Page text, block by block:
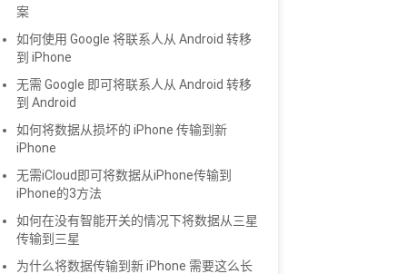
案
如何使用 Google 将联系人从 Android 转移
到 iPhone
无需 Google 即可将联系人从 Android 转移
到 Android
如何将数据从损坏的 iPhone 传输到新
iPhone
无需iCloud即可将数据从iPhone传输到
iPhone的3方法
如何在没有智能开关的情况下将数据从三星
传输到三星
为什么将数据传输到新 iPhone 需要这么长